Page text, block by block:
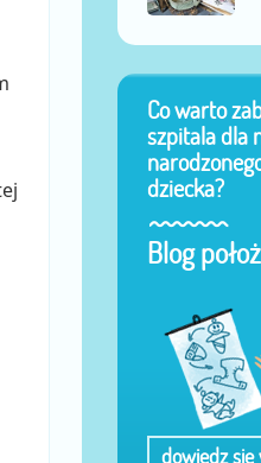
Co warto
szpitala dla
dziecka?
Blog
dowiedz się